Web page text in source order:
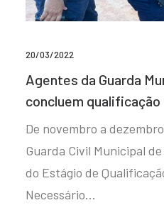
20/03/2022
Agentes da Guarda
concluem
De novembro a
Guarda Civil Municipal
do Estágio de
Necessário…